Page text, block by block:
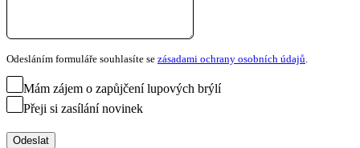
Odesláním formuláře souhlasíte se zásadami ochrany osobních údajů
Mám zájem o zapůjčení lupových brýlí
Přeji si zasílání novinek
Odeslat